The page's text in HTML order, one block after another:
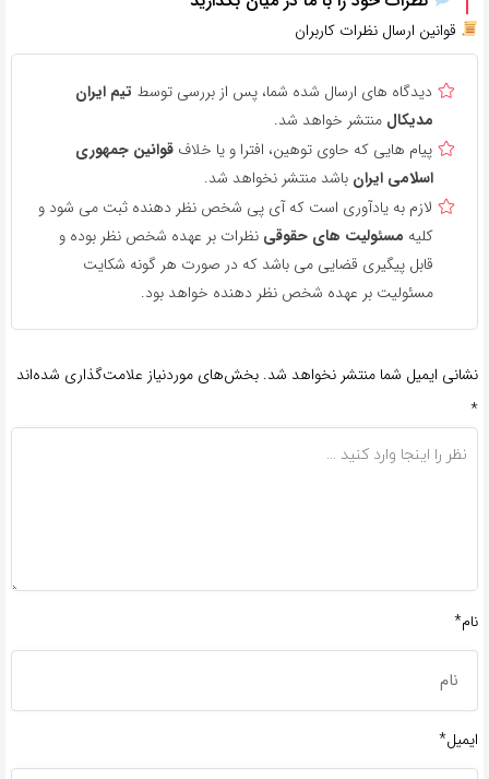
قوانین ارسال نظرات کاربران
دیدگاه های ارسال شده شما، پس از بررسی توسط تیم ایران
مدیکال منتشر خواهد شد.
پیام هایی که حاوی توهین، افترا و یا خلاف قوانین جمهوری
اسلامی ایران باشد منتشر نخواهد شد.
لازم به یادآوری است که آی پی شخص نظر دهنده ثبت می شود و
کلیه مسئولیت های حقوقی نظرات بر عهده شخص نظر بوده و
قابل پیگیری قضایی می باشد که در صورت هر گونه شکایت
مسئولیت بر عهده شخص نظر دهنده خواهد بود.
نشانی ایمیل شما منتشر نخواهد شد. بخش‌های موردنیاز علامت‌گذاری شده‌اند
*
نام*
ایمیل*